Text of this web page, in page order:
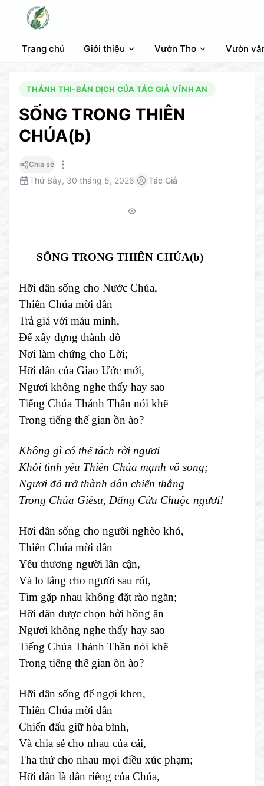
Trang chủ Giới thiệu Vườn Thơ Vườn
THÁNH THI-BẢN DỊCH CỦA TÁC GIẢ VĨNH AN
SỐNG TRONG THIÊN
CHÚA(b)
Chia sẻ
Thứ Bảy, 30 tháng 5, 2026 Tác Giả
SỐNG TRONG THIÊN CHÚA(b)
Hỡi dân sống cho Nước Chúa,
Thiên Chúa mời dân
Trả giá với máu mình,
Để xây dựng thành đô
Nơi làm chứng cho Lời;
Hỡi dân của Giao Ước mới,
Ngươi không nghe thấy hay sao
Tiếng Chúa Thánh Thần nói khẽ
Trong tiếng thế gian ồn ào?
Không gì có thể tách rời ngươi
Khỏi tình yêu Thiên Chúa mạnh vô song;
Ngươi đã trở thành dân chiến thắng
Trong Chúa Giêsu, Đấng Cứu Chuộc ngươi!
Hỡi dân sống cho người nghèo khó,
Thiên Chúa mời dân
Yêu thương người lân cận,
Và lo lắng cho người sau rốt,
Tìm gặp nhau không đặt rào ngăn;
Hỡi dân được chọn bởi hồng ân
Ngươi không nghe thấy hay sao
Tiếng Chúa Thánh Thần nói khẽ
Trong tiếng thế gian ồn ào?
Hỡi dân sống để ngợi khen,
Thiên Chúa mời dân
Chiến đấu giữ hòa bình,
Và chia sẻ cho nhau của cải,
Tha thứ cho nhau mọi điều xúc phạm;
Hỡi dân là dân riêng của Chúa,